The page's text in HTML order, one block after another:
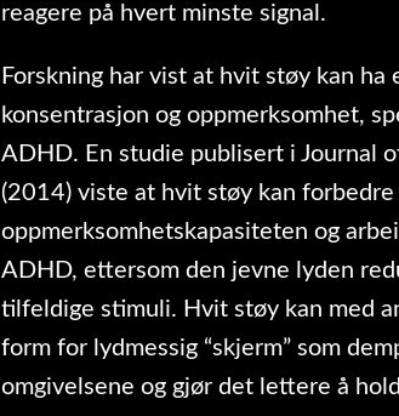
reagere på hvert minste signal.
Forskning har vist at hvit støy kan ha
konsentrasjon og oppmerksomhet,
ADHD. En studie publisert i Journal
(2014) viste at hvit støy kan forbedre
oppmerksomhetskapasiteten og
ADHD, ettersom den jevne lyden
tilfeldige stimuli. Hvit støy kan med
form for lydmessig “skjerm” som
omgivelsene og gjør det lettere å